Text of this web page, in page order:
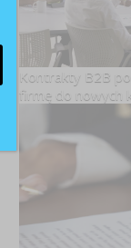
Kontrakty B2B
firmę do nowych